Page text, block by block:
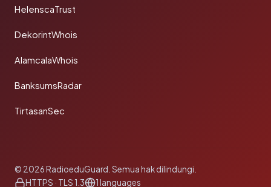
HelenscaTrust
DekorintWhois
AlamcalaWhois
BanksumsRadar
TirtasanSec
© 2026 RadioeduGuard. Semua hak dilindungi.
HTTPS · TLS 1.3
1 languages